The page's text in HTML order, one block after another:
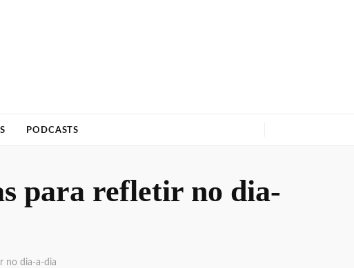
PODCASTS
para refletir no dia-
no dia-a-dia